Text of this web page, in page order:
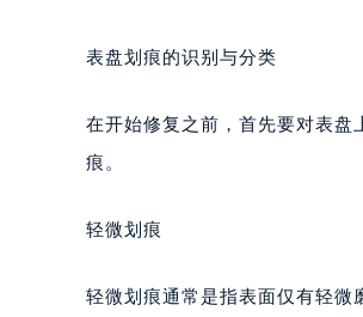
表盘划痕的识别与分类
在开始修复之前，首先要对表盘
痕。
轻微划痕
轻微划痕通常是指表面仅有轻微